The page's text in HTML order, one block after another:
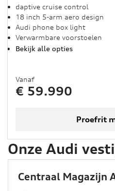
daptive cruise control
18 inch 5-arm aero design
Audi phone box light
Verwarmbare voorstoelen
Bekijk alle opties
Vanaf
€ 59.990
Proefrit
Onze Audi
Centraal Magazijn